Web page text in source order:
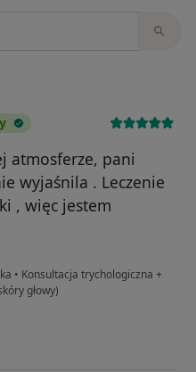
atmosferze, pani
wyjaśnila . Leczenie
, więc jestem
• Konsultacja trychologiczna +
głowy)